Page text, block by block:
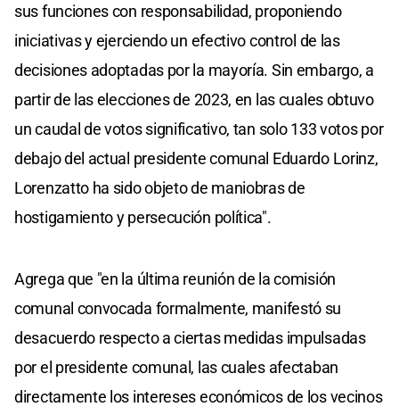
sus funciones con responsabilidad, proponiendo
iniciativas y ejerciendo un efectivo control de las
decisiones adoptadas por la mayoría. Sin embargo, a
partir de las elecciones de 2023, en las cuales obtuvo
un caudal de votos significativo, tan solo 133 votos por
debajo del actual presidente comunal Eduardo Lorinz,
Lorenzatto ha sido objeto de maniobras de
hostigamiento y persecución política".
Agrega que "en la última reunión de la comisión
comunal convocada formalmente, manifestó su
desacuerdo respecto a ciertas medidas impulsadas
por el presidente comunal, las cuales afectaban
directamente los intereses económicos de los vecinos